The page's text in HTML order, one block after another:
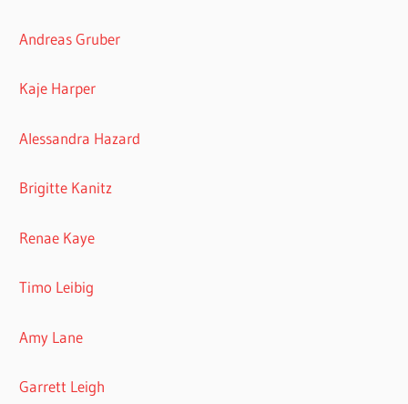
Andreas Gruber
Kaje Harper
Alessandra Hazard
Brigitte Kanitz
Renae Kaye
Timo Leibig
Amy Lane
Garrett Leigh